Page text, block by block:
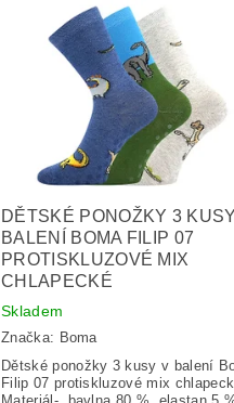
DĚTSKÉ PONOŽKY 3
BALENÍ BOMA FILIP 07
PROTISKLUZOVÉ MIX
CHLAPECKÉ
Skladem
Značka: Boma
Dětské ponožky 3 kusy v balení
Filip 07 protiskluzové mix